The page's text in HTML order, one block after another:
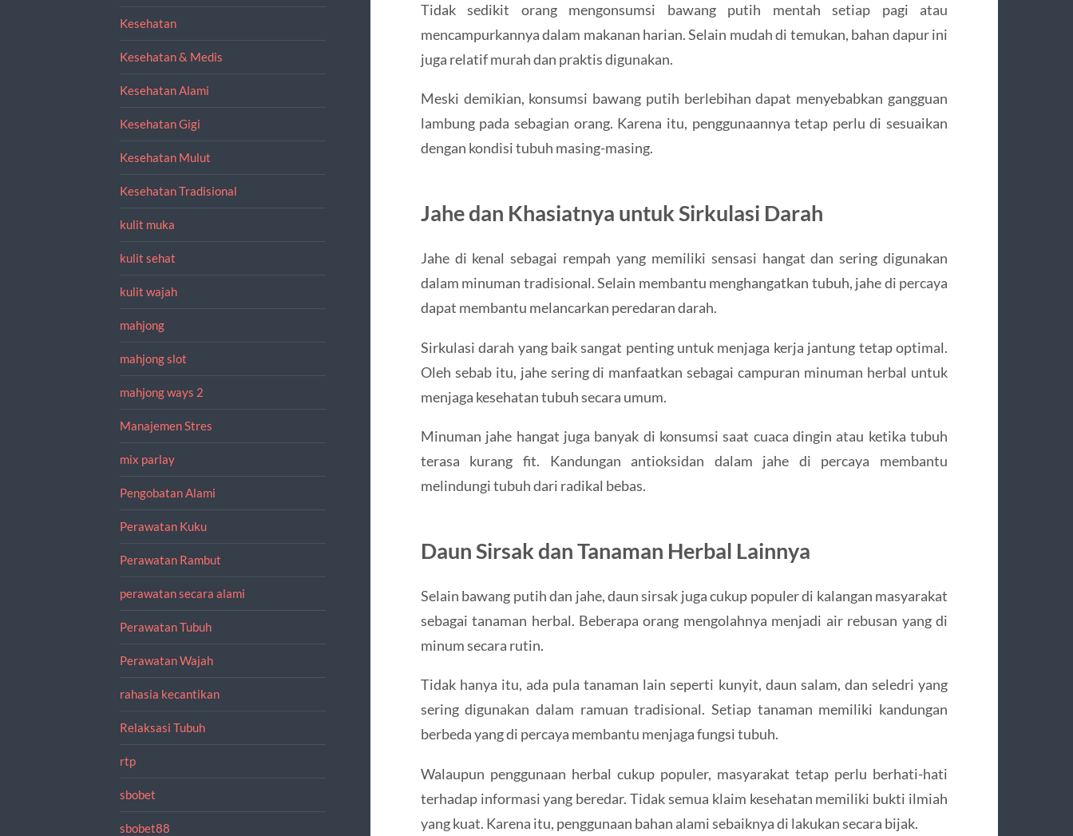
Kesehatan
Kesehatan & Medis
Kesehatan Alami
Kesehatan Gigi
Kesehatan Mulut
Kesehatan Tradisional
kulit muka
kulit sehat
kulit wajah
mahjong
mahjong slot
mahjong ways 2
Manajemen Stres
mix parlay
Pengobatan Alami
Perawatan Kuku
Perawatan Rambut
perawatan secara alami
Perawatan Tubuh
Perawatan Wajah
rahasia kecantikan
Relaksasi Tubuh
rtp
sbobet
sbobet88
Tidak sedikit orang mengonsumsi bawang putih mentah setiap pagi atau
mencampurkannya dalam makanan harian. Selain mudah di temukan, bahan dapur ini
juga relatif murah dan praktis digunakan.
Meski demikian, konsumsi bawang putih berlebihan dapat menyebabkan gangguan
lambung pada sebagian orang. Karena itu, penggunaannya tetap perlu di sesuaikan
dengan kondisi tubuh masing-masing.
Jahe dan Khasiatnya untuk Sirkulasi Darah
Jahe di kenal sebagai rempah yang memiliki sensasi hangat dan sering digunakan
dalam minuman tradisional. Selain membantu menghangatkan tubuh, jahe di percaya
dapat membantu melancarkan peredaran darah.
Sirkulasi darah yang baik sangat penting untuk menjaga kerja jantung tetap optimal.
Oleh sebab itu, jahe sering di manfaatkan sebagai campuran minuman herbal untuk
menjaga kesehatan tubuh secara umum.
Minuman jahe hangat juga banyak di konsumsi saat cuaca dingin atau ketika tubuh
terasa kurang fit. Kandungan antioksidan dalam jahe di percaya membantu
melindungi tubuh dari radikal bebas.
Daun Sirsak dan Tanaman Herbal Lainnya
Selain bawang putih dan jahe, daun sirsak juga cukup populer di kalangan masyarakat
sebagai tanaman herbal. Beberapa orang mengolahnya menjadi air rebusan yang di
minum secara rutin.
Tidak hanya itu, ada pula tanaman lain seperti kunyit, daun salam, dan seledri yang
sering digunakan dalam ramuan tradisional. Setiap tanaman memiliki kandungan
berbeda yang di percaya membantu menjaga fungsi tubuh.
Walaupun penggunaan herbal cukup populer, masyarakat tetap perlu berhati-hati
terhadap informasi yang beredar. Tidak semua klaim kesehatan memiliki bukti ilmiah
yang kuat. Karena itu, penggunaan bahan alami sebaiknya di lakukan secara bijak.